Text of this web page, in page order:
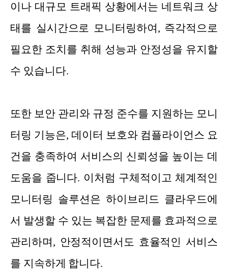
이나 대규모 트래픽 상황에서는 네트워크 상
태를 실시간으로 모니터링하여, 즉각적으로
필요한 조치를 취해 성능과 안정성을 유지할
수 있습니다.
또한 보안 관리와 규정 준수를 지원하는 모니
터링 기능은, 데이터 보호와 컴플라이언스 요
건을 충족하여 서비스의 신뢰성을 높이는 데
도움을 줍니다. 이처럼 구체적이고 체계적인
모니터링 솔루션은 하이브리드 클라우드에
서 발생할 수 있는 복잡한 문제를 효과적으로
관리하며, 안정적이면서도 효율적인 서비스
를 지속하게 합니다.